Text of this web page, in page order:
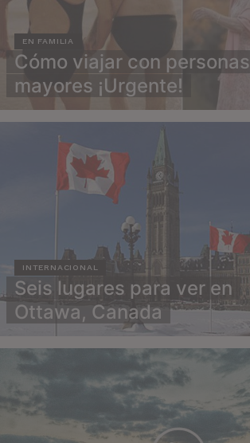
EN FAMILIA
Cómo viajar con personas
mayores ¡Urgente!
INTERNACIONAL
Seis lugares para ver en
Ottawa, Canada